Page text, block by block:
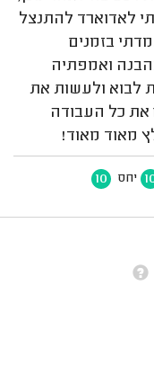
לאדוארד להתנצל
בזמנים
ואמפתיה
אחרי 45 דקות לבוא ולעשות את
את כל העבודה
מאוד מאוד!
יחס 10